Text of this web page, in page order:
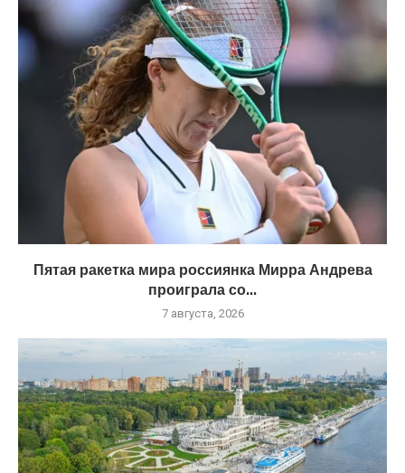
Пятая ракетка мира россиянка Мирра Андрева
проиграла со...
7 августа, 2026